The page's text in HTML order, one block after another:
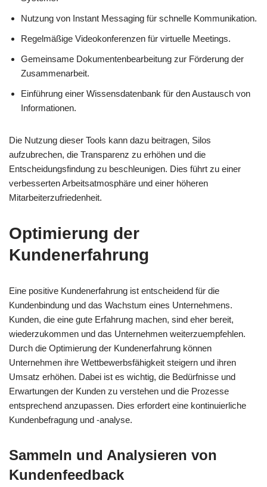
Nutzung von Instant Messaging für schnelle Kommunikation.
Regelmäßige Videokonferenzen für virtuelle Meetings.
Gemeinsame Dokumentenbearbeitung zur Förderung der
Zusammenarbeit.
Einführung einer Wissensdatenbank für den Austausch von
Informationen.
Die Nutzung dieser Tools kann dazu beitragen, Silos
aufzubrechen, die Transparenz zu erhöhen und die
Entscheidungsfindung zu beschleunigen. Dies führt zu einer
verbesserten Arbeitsatmosphäre und einer höheren
Mitarbeiterzufriedenheit.
Optimierung der
Kundenerfahrung
Eine positive Kundenerfahrung ist entscheidend für die
Kundenbindung und das Wachstum eines Unternehmens.
Kunden, die eine gute Erfahrung machen, sind eher bereit,
wiederzukommen und das Unternehmen weiterzuempfehlen.
Durch die Optimierung der Kundenerfahrung können
Unternehmen ihre Wettbewerbsfähigkeit steigern und ihren
Umsatz erhöhen. Dabei ist es wichtig, die Bedürfnisse und
Erwartungen der Kunden zu verstehen und die Prozesse
entsprechend anzupassen. Dies erfordert eine kontinuierliche
Kundenbefragung und -analyse.
Sammeln und Analysieren von
Kundenfeedback